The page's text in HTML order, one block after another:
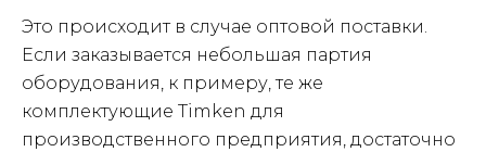
Это происходит в случае оптовой поставки.
Если заказывается небольшая партия
оборудования, к примеру, те же
комплектующие Timken для
производственного предприятия, достаточно